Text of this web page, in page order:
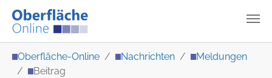
Oberfläche-Online Nachrichten
Meldungen
Beitrag